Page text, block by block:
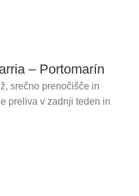
– Portomarín
srečno prenočišče in
preliva v zadnji teden in